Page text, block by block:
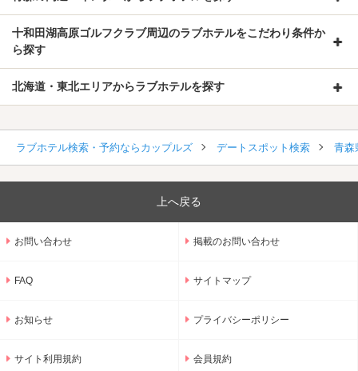
十和田湖高原ゴルフクラブ周辺のラブホテルをこだわり条件か
ら探す
北海道・東北エリアからラブホテルを探す
ラブホテル検索・予約ならカップルズ デートスポット検索 青森
上へ戻る
お問い合わせ 掲載のお問い合わせ
FAQ サイトマップ
お知らせ プライバシーポリシー
サイト利用規約 会員規約